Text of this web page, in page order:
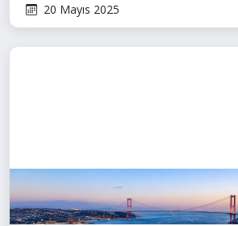
20 Mayıs 2025